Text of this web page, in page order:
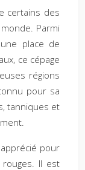
certains des
Parmi
place de
ce cépage
régions
pour sa
tanniques et
pour
Il est